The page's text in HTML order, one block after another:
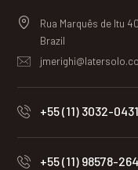
Rua Marquês de Itu
Brazil
+55 (11) 3032-0431
+55 (11) 98578-